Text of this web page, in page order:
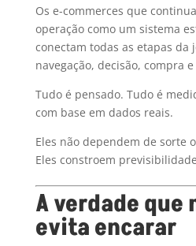
Os e-commerces que
operação como um sistema
conectam todas as etapas da
navegação, decisão, compra
Tudo é pensado. Tudo é
com base em dados reais.
Eles não dependem de sorte
Eles constroem
A verdade
evita encarar